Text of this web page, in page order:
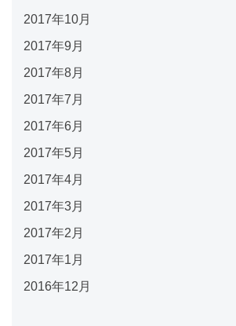
2017年10月
2017年9月
2017年8月
2017年7月
2017年6月
2017年5月
2017年4月
2017年3月
2017年2月
2017年1月
2016年12月